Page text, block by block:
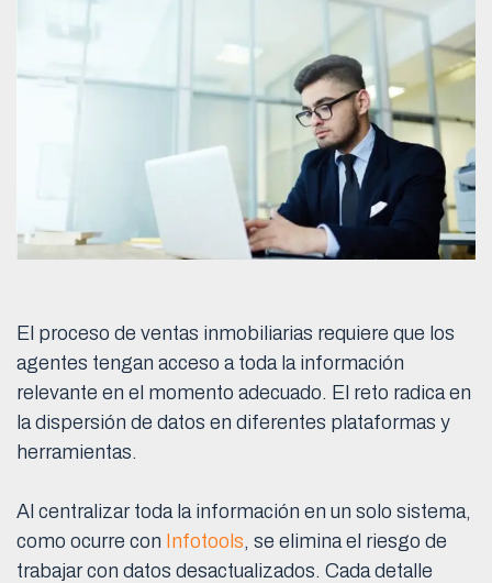
El proceso de ventas inmobiliarias requiere que los
agentes tengan acceso a toda la información
relevante en el momento adecuado. El reto radica en
la dispersión de datos en diferentes plataformas y
herramientas.
Al centralizar toda la información en un solo sistema,
como ocurre con Infotools, se elimina el riesgo de
trabajar con datos desactualizados. Cada detalle